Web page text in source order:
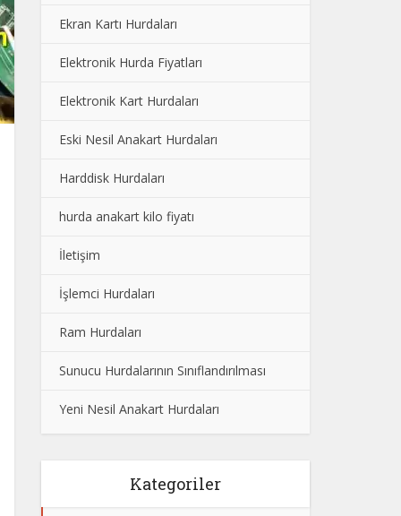
Ekran Kartı Hurdaları
Elektronik Hurda Fiyatları
Elektronik Kart Hurdaları
Eski Nesil Anakart Hurdaları
Harddisk Hurdaları
hurda anakart kilo fiyatı
İletişim
İşlemci Hurdaları
Ram Hurdaları
Sunucu Hurdalarının Sınıflandırılması
Yeni Nesil Anakart Hurdaları
Kategoriler